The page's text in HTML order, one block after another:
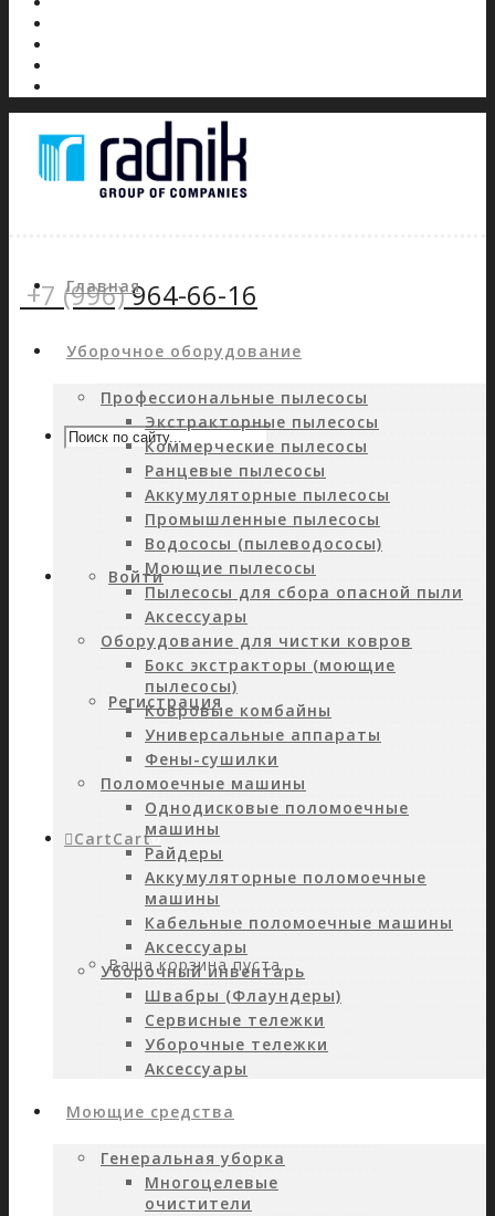
+7 (996)964-66-16
Войти
Регистрация
CartCart0
Ваша корзина пуста.
Главная
Уборочное оборудование
Профессиональные пылесосы
Экстракторные пылесосы
Коммерческие пылесосы
Ранцевые пылесосы
Аккумуляторные пылесосы
Промышленные пылесосы
Водососы (пылеводососы)
Моющие пылесосы
Пылесосы для сбора опасной пыли
Аксессуары
Оборудование для чистки ковров
Бокс экстракторы (моющие
пылесосы)
Ковровые комбайны
Универсальные аппараты
Фены-сушилки
Поломоечные машины
Однодисковые поломоечные
машины
Райдеры
Аккумуляторные поломоечные
машины
Кабельные поломоечные машины
Аксессуары
Уборочный инвентарь
Швабры (Флаундеры)
Сервисные тележки
Уборочные тележки
Аксессуары
Моющие средства
Генеральная уборка
Многоцелевые
очистители